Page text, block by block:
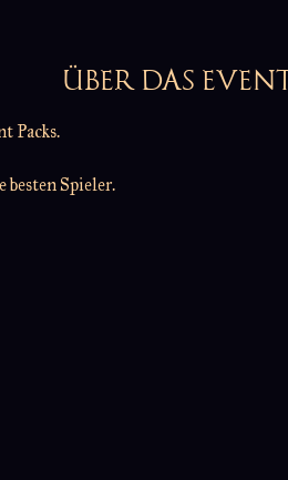
ÜBER DAS
Packs.
besten Spieler.